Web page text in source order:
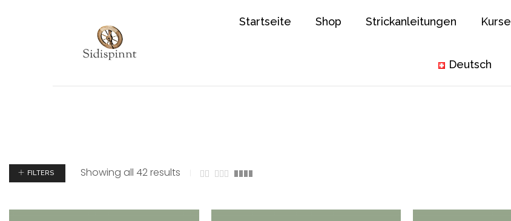
Startseite Shop Strickanleitungen Kurse
Deutsch
Showing all 42 results
FILTERS